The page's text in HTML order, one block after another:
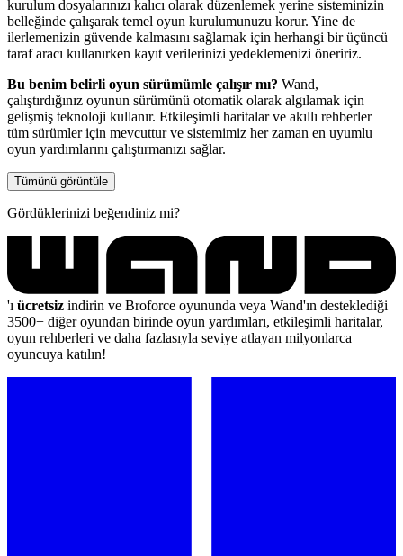
kurulum dosyalarınızı kalıcı olarak düzenlemek yerine sisteminizin
belleğinde çalışarak temel oyun kurulumunuzu korur. Yine de
ilerlemenizin güvende kalmasını sağlamak için herhangi bir üçüncü
taraf aracı kullanırken kayıt verilerinizi yedeklemenizi öneririz.
Bu benim belirli oyun sürümümle çalışır mı? Wand,
çalıştırdığınız oyunun sürümünü otomatik olarak algılamak için
gelişmiş teknoloji kullanır. Etkileşimli haritalar ve akıllı rehberler
tüm sürümler için mevcuttur ve sistemimiz her zaman en uyumlu
oyun yardımlarını çalıştırmanızı sağlar.
Tümünü görüntüle
Gördüklerinizi beğendiniz mi?
'ı ücretsiz indirin ve Broforce oyununda veya Wand'ın desteklediği
3500+ diğer oyundan birinde oyun yardımları, etkileşimli haritalar,
oyun rehberleri ve daha fazlasıyla seviye atlayan milyonlarca
oyuncuya katılın!